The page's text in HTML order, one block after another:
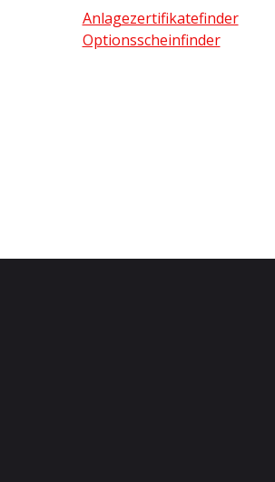
Anlagezertifikatefinder
Optionsscheinfinder